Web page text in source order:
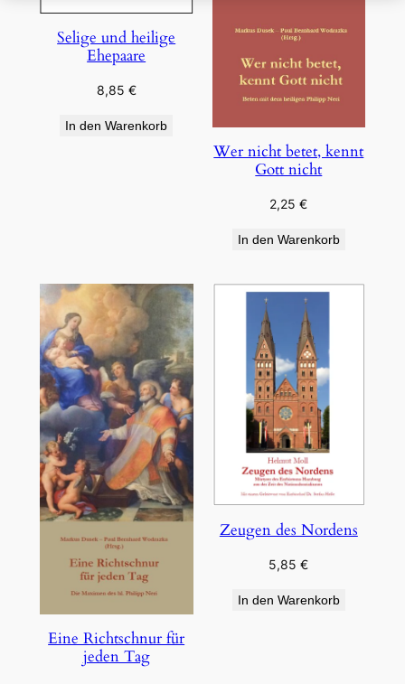
Selige und heilige
Ehepaare
8,85 €
In den Warenkorb
Wer nicht betet, kennt
Gott nicht
2,25€
In den Warenkorb
Eine Richtschnur für
jeden Tag
Zeugen des Nordens
5,85€
In den Warenkorb